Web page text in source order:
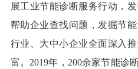
展工业节能诊断服务行动，
帮助企业查找问题，发掘节
行业、大中小企业全面深入
富。2019年，200余家节能诊